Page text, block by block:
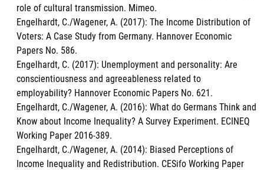
role of cultural transmission. Mimeo.
Engelhardt, C./Wagener, A. (2017): The Income Distribution of
Voters: A Case Study from Germany. Hannover Economic
Papers No. 586.
Engelhardt, C. (2017): Unemployment and personality: Are
conscientiousness and agreeableness related to
employability? Hannover Economic Papers No. 621.
Engelhardt, C./Wagener, A. (2016): What do Germans Think and
Know about Income Inequality? A Survey Experiment. ECINEQ
Working Paper 2016-389.
Engelhardt, C./Wagener, A. (2014): Biased Perceptions of
Income Inequality and Redistribution. CESifo Working Paper